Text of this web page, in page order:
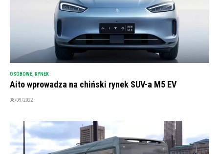
OSOBOWE, RYNEK
Aito wprowadza na chiński rynek SUV-a M5 EV
08/09/2022